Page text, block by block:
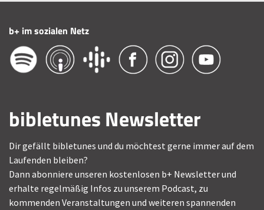
b+ im sozialen Netz
bibletunes Newsletter
Dir gefällt bibletunes und du möchtest gerne immer auf dem
Laufenden bleiben?
Dann abonniere unseren kostenlosen b+ Newsletter und
erhalte regelmäßig Infos zu unserem Podcast, zu
kommenden Veranstaltungen und weiteren spannenden